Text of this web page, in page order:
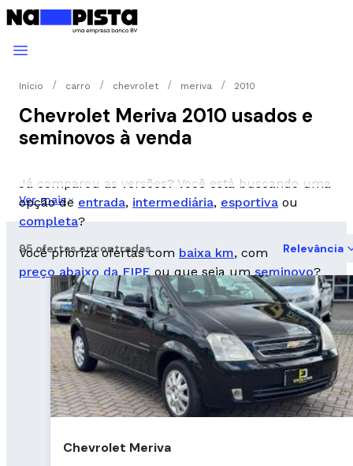
Início carro chevrolet meriva 2010
Chevrolet Meriva 2010 usados e
seminovos à venda
Já comparou as versões? Você está buscando uma
opção de entrada, intermediária, esportiva ou
completa?
Você prioriza ofertas com baixa km, com
preço abaixo da FIPEou que seja umseminovo?
Ver mais
95 ofertas encontradas Relevância
Chevrolet Meriva